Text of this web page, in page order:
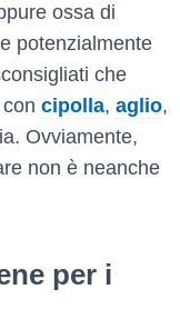
ossa di
potenzialmente
che
cipolla, aglio,
Ovviamente,
non è neanche
per i